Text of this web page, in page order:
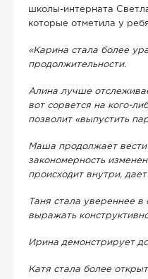
школы-интерната
которые отметила у
«Карина стала более
продолжительности.
Алина лучше
вот сорвется на кого-
позволит «выпустить
Маша продолжает вести
закономерность
происходит внутри,
Таня стала увереннее
выражать
Ирина демонстрирует
Катя стала более